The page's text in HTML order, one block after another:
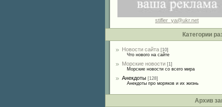
stifler_ya@ukr.net
Категории
Новости сайта [10]
Что нового на сайте
Морские новости [1]
Морские новости со всего мира
Анекдоты [128]
Анекдоты про моряков и их жизнь
Архив